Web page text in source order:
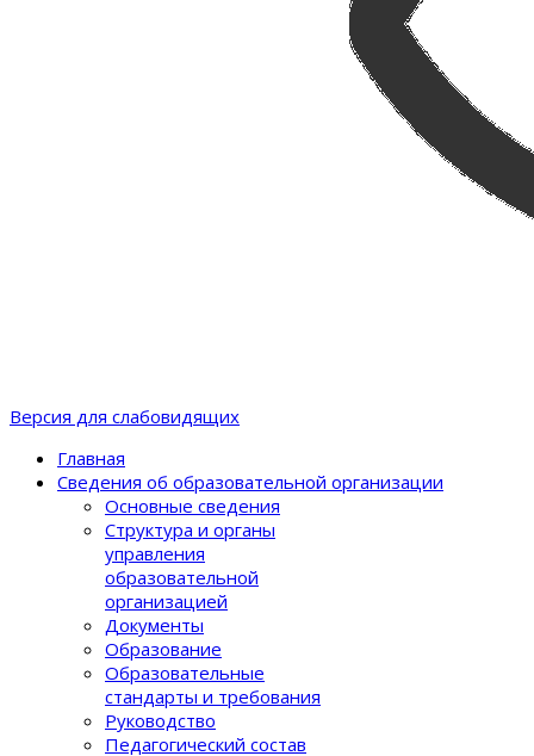
Версия для слабовидящих
Главная
Сведения об образовательной организации
Основные сведения
Структура и органы
управления
образовательной
организацией
Документы
Образование
Образовательные
стандарты и требования
Руководство
Педагогический состав